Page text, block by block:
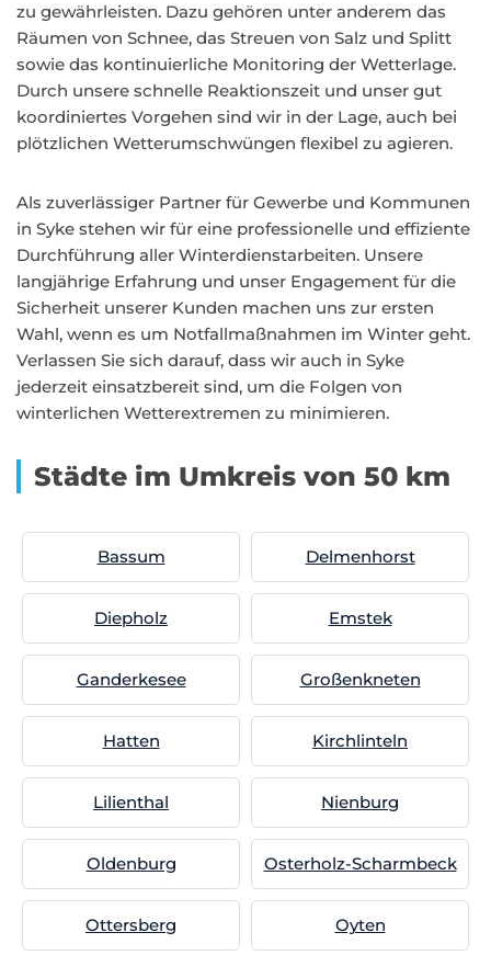
zu gewährleisten. Dazu gehören unter anderem das
Räumen von Schnee, das Streuen von Salz und Splitt
sowie das kontinuierliche Monitoring der Wetterlage.
Durch unsere schnelle Reaktionszeit und unser gut
koordiniertes Vorgehen sind wir in der Lage, auch bei
plötzlichen Wetterumschwüngen flexibel zu agieren.
Als zuverlässiger Partner für Gewerbe und Kommunen
in Syke stehen wir für eine professionelle und effiziente
Durchführung aller Winterdienstarbeiten. Unsere
langjährige Erfahrung und unser Engagement für die
Sicherheit unserer Kunden machen uns zur ersten
Wahl, wenn es um Notfallmaßnahmen im Winter geht.
Verlassen Sie sich darauf, dass wir auch in Syke
jederzeit einsatzbereit sind, um die Folgen von
winterlichen Wetterextremen zu minimieren.
Städte im Umkreis von 50 km
Bassum Delmenhorst
Diepholz Emstek
Ganderkesee Großenkneten
Hatten Kirchlinteln
Lilienthal Nienburg
Oldenburg Osterholz-Scharmbeck
Ottersberg Oyten